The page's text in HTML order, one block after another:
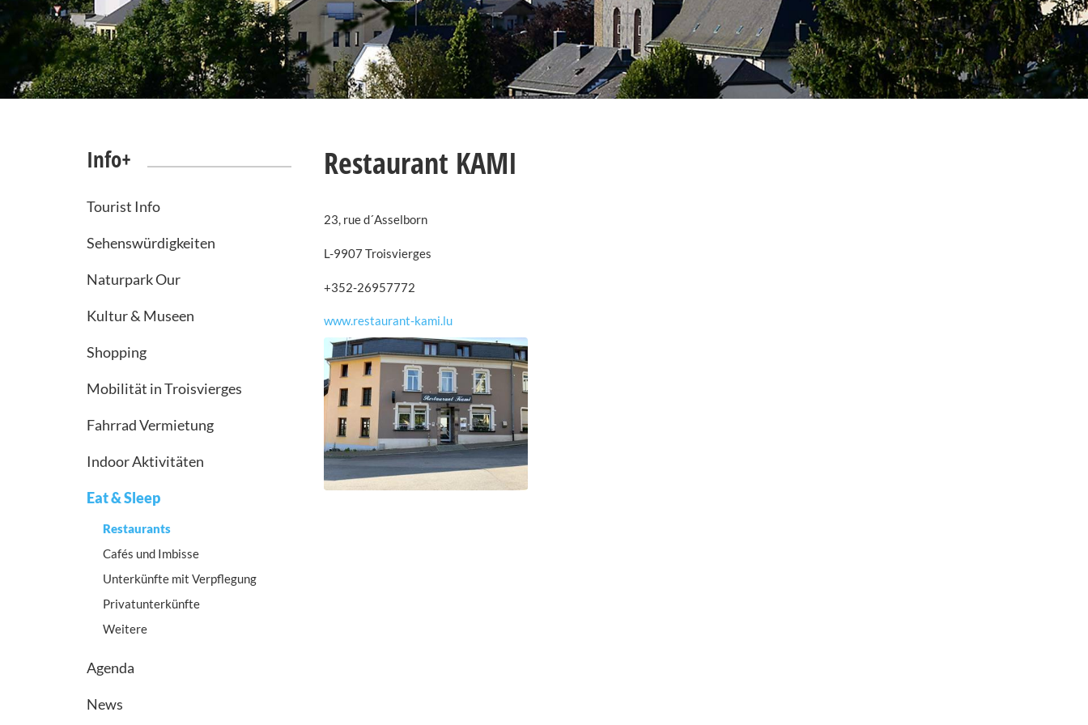
Info+
Tourist Info
Sehenswürdigkeiten
Naturpark Our
Kultur & Museen
Shopping
Mobilität in Troisvierges
Fahrrad Vermietung
Indoor Aktivitäten
Eat & Sleep
Restaurants
Cafés und Imbisse
Unterkünfte mit Verpflegung
Privatunterkünfte
Weitere
Agenda
News
Restaurant KAMI
23, rue d´Asselborn
L-9907 Troisvierges
+352-26957772
www.restaurant-kami.lu